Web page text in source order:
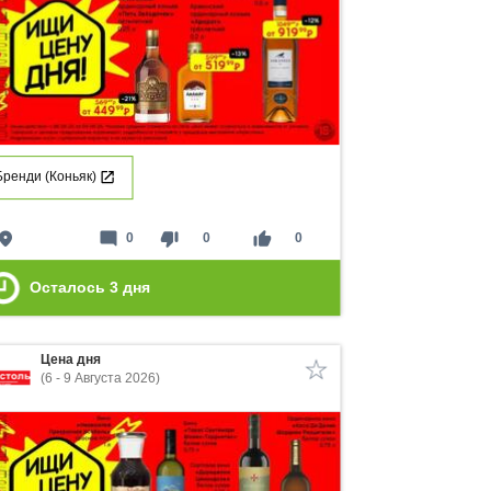
(Коньяк)
thumb_down 0 thumb_up 0
mode_comment 0
Осталось 3 дня
Цена дня
(6 - 9 Августа 2026)